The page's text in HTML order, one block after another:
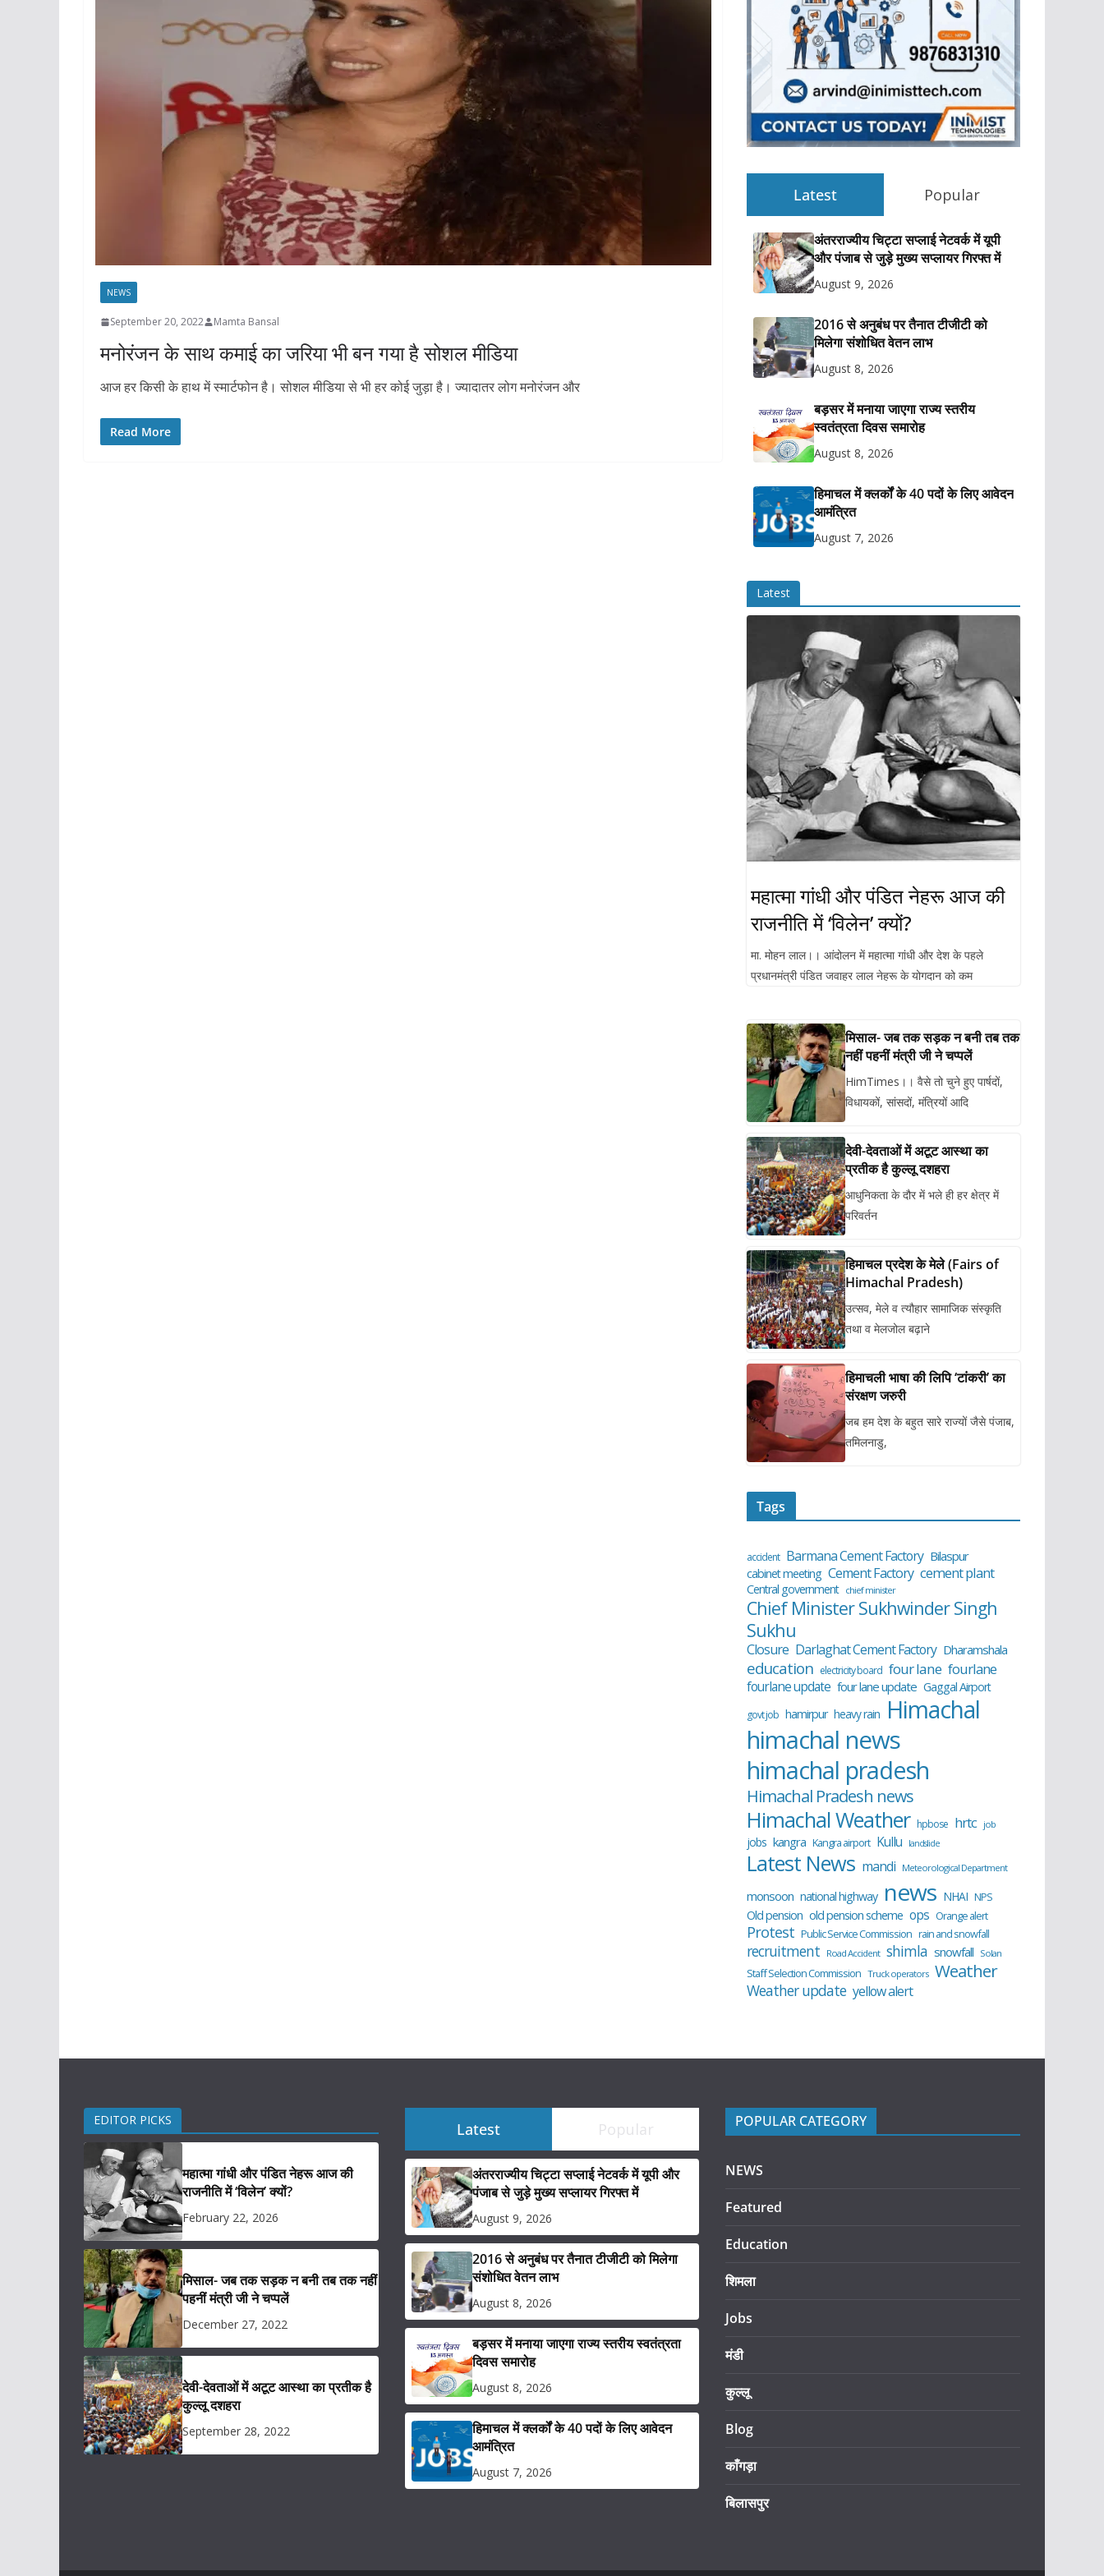
NEWS
September 20, 2022 Mamta Bansal
मनोरंजन के साथ कमाई का जरिया भी बन गया है सोशल मीडिया
आज हर किसी के हाथ में स्मार्टफोन है। सोशल मीडिया से भी हर कोई जुड़ा है। ज्यादातर लोग मनोरंजन और
Read More
Latest Popular
अंतरराज्यीय चिट्टा सप्लाई नेटवर्क में यूपी
और पंजाब से जुड़े मुख्य सप्लायर गिरफ्त में
August 9, 2026
2016 से अनुबंध पर तैनात टीजीटी को
मिलेगा संशोधित वेतन लाभ
August 8, 2026
बड़सर में मनाया जाएगा राज्य स्तरीय
स्वतंत्रता दिवस समारोह
August 8, 2026
हिमाचल में क्लर्कों के 40 पदों के लिए आवेदन
आमंत्रित
August 7, 2026
Latest
महात्मा गांधी और पंडित नेहरू आज की
राजनीति में ‘विलेन’ क्यों?
मा. मोहन लाल।। आंदोलन में महात्मा गांधी और देश के पहले
प्रधानमंत्री पंडित जवाहर लाल नेहरू के योगदान को कम
मिसाल- जब तक सड़क न बनी तब तक
नहीं पहनीं मंत्री जी ने चप्पलें
HimTimes।। वैसे तो चुने हुए पार्षदों,
विधायकों, सांसदों, मंत्रियों आदि
देवी-देवताओं में अटूट आस्था का
प्रतीक है कुल्लू दशहरा
आधुनिकता के दौर में भले ही हर क्षेत्र में
परिवर्तन
हिमाचल प्रदेश के मेले (Fairs of
Himachal Pradesh)
उत्सव, मेले व त्यौहार सामाजिक संस्कृति
तथा व मेलजोल बढ़ाने
हिमाचली भाषा की लिपि ‘टांकरी’ का
संरक्षण जरुरी
जब हम देश के बहुत सारे राज्यों जैसे पंजाब,
तमिलनाडु,
Tags
accident Barmana Cement Factory Bilaspur
cabinet meeting Cement Factory cement plant
Central government chief minister
Chief Minister Sukhwinder Singh
Sukhu
Closure Darlaghat Cement Factory Dharamshala
education electricity board four lane fourlane
fourlane update four lane update Gaggal Airport
govt job hamirpur heavy rain Himachal
himachal news
himachal pradesh
Himachal Pradesh news
Himachal Weather hpbose hrtc job
jobs kangra Kangra airport Kullu landslide
Latest News mandi Meteorological Department
monsoon national highway news NHAI NPS
Old pension old pension scheme ops Orange alert
Protest Public Service Commission rain and snowfall
recruitment Road Accident shimla snowfall Solan
Staff Selection Commission Truck operators Weather
Weather update yellow alert
EDITOR PICKS
महात्मा गांधी और पंडित नेहरू आज की
राजनीति में ‘विलेन’ क्यों?
February 22, 2026
मिसाल- जब तक सड़क न बनी तब तक नहीं
पहनीं मंत्री जी ने चप्पलें
December 27, 2022
देवी-देवताओं में अटूट आस्था का प्रतीक है
कुल्लू दशहरा
September 28, 2022
Latest Popular
अंतरराज्यीय चिट्टा सप्लाई नेटवर्क में यूपी और
पंजाब से जुड़े मुख्य सप्लायर गिरफ्त में
August 9, 2026
2016 से अनुबंध पर तैनात टीजीटी को मिलेगा
संशोधित वेतन लाभ
August 8, 2026
बड़सर में मनाया जाएगा राज्य स्तरीय स्वतंत्रता
दिवस समारोह
August 8, 2026
हिमाचल में क्लर्कों के 40 पदों के लिए आवेदन
आमंत्रित
August 7, 2026
POPULAR CATEGORY
NEWS
Featured
Education
शिमला
Jobs
मंडी
कुल्लू
Blog
काँगड़ा
बिलासपुर